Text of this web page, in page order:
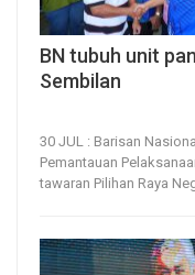
BN tubuh unit
Sembilan
30 JUL : Barisan
Pemantauan
tawaran Pilihan Raya